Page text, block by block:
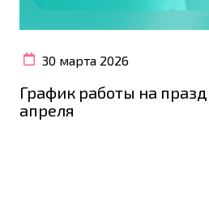
30 марта 2026
График работы на
апреля